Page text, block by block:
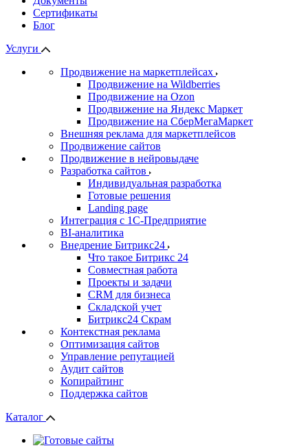
Сертификаты
Блог
Услуги
Продвижение на маркетплейсах
Продвижение на Wildberries
Продвижение на Ozon
Продвижение на Яндекс Маркет
Продвижение на СберМегаМаркет
Внешняя реклама для маркетплейсов
Продвижение сайтов
Продвижение в нейровыдаче
Разработка сайтов
Индивидуальная разработка
Готовые решения
Landing page
Интеграция с 1С-Предприятие
BI-аналитика
Внедрение Битрикс24
Что такое Битрикс 24
Совместная работа
Проекты и задачи
СRМ для бизнеса
Складской учет
Битрикс24 Скрам
Контекстная реклама
Оптимизация сайтов
Управление репутацией
Аудит сайтов
Копирайтинг
Поддержка сайтов
Каталог